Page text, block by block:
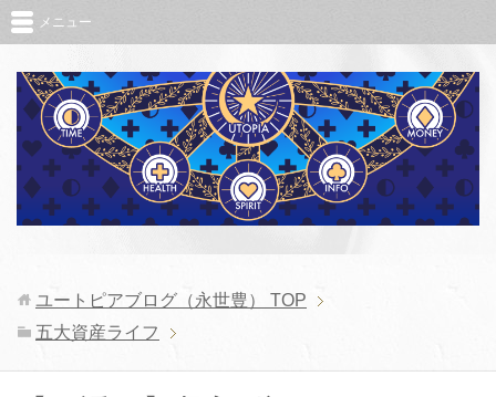
メニュー
ユートピアブログ（永世豊）
TOP
五大資産ライフ